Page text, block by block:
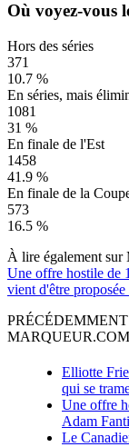
Où voyez-vous
Hors des séries
371
10.7 %
En séries, mais
1081
31 %
En finale de l'Est
1458
41.9 %
En finale de la
573
16.5 %
À lire également sur
Une offre hostile de
vient d'être
PRÉCÉDEMMENT
MARQUEUR.COM
Elliotte
qui se
Une offre
Adam
Le